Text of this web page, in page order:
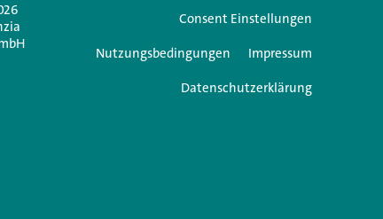
Consent Einstellungen
Nutzungsbedingungen
Impressum
Datenschutzerklärung